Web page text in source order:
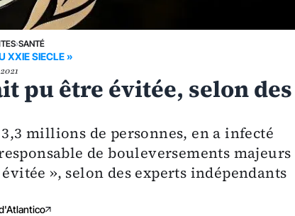
›SANTÉ
XXIE SIECLE »
pu être évitée, selon des
millions de personnes, en a infecté
de bouleversements majeurs
», selon des experts indépendants